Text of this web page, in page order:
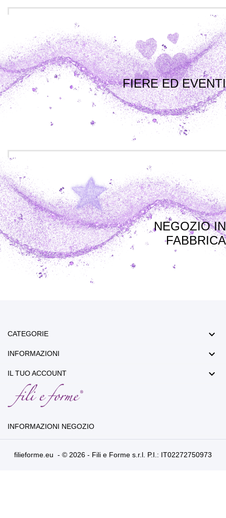
FIERE ED EVENTI
NEGOZIO IN
FABBRICA
CATEGORIE 
INFORMAZIONI 
IL TUO ACCOUNT 
INFORMAZIONI NEGOZIO
filieforme.eu - © 2026 - Fili e Forme s.r.l. P.I.: IT02272750973